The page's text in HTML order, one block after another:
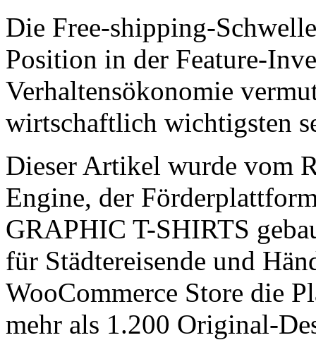
Die Free-shipping-
Position in der Feature-
Verhaltensökonomie
wirtschaftlich wichtigsten
Dieser Artikel wurde vom
Engine, der
GRAPHIC T-SHIRTS
für Städtereisende und
WooCommerce Store die
mehr als 1.200 Original-